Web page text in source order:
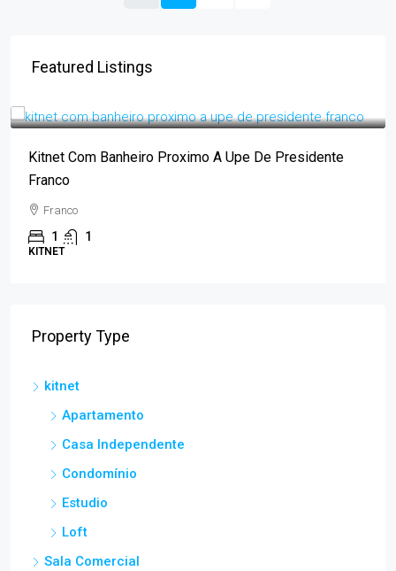
Featured Listings
Kitnet Com Banheiro Proximo A Upe De Presidente
Franco
Franco
1 1
KITNET
Property Type
kitnet
Apartamento
Casa Independente
Condomínio
Estudio
Loft
Sala Comercial